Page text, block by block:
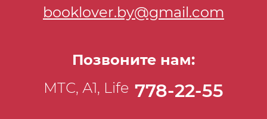
booklover.by@gmail.com
Позвоните нам:
МТС, А1, Life 778-22-55